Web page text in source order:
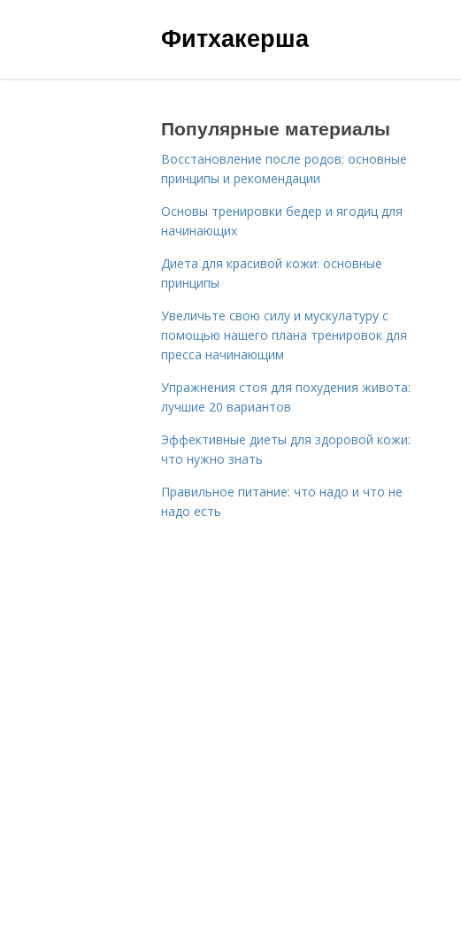
Фитхакерша
Популярные материалы
Восстановление после родов: основные
принципы и рекомендации
Основы тренировки бедер и ягодиц для
начинающих
Диета для красивой кожи: основные
принципы
Увеличьте свою силу и мускулатуру с
помощью нашего плана тренировок для
пресса начинающим
Упражнения стоя для похудения живота:
лучшие 20 вариантов
Эффективные диеты для здоровой кожи:
что нужно знать
Правильное питание: что надо и что не
надо есть